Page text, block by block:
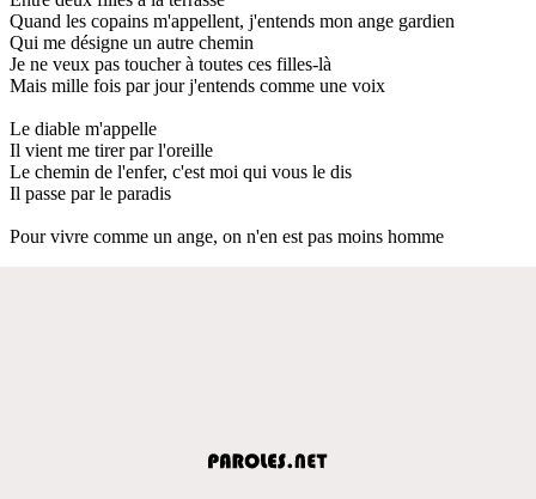
Quand les copains m'appellent, j'entends mon ange gardien
Qui me désigne un autre chemin
Je ne veux pas toucher à toutes ces filles-là
Mais mille fois par jour j'entends comme une voix
Le diable m'appelle
Il vient me tirer par l'oreille
Le chemin de l'enfer, c'est moi qui vous le dis
Il passe par le paradis
Pour vivre comme un ange, on n'en est pas moins homme